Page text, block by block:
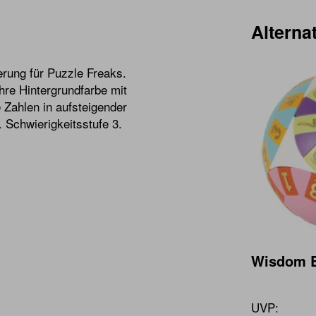
für Puzzle Freaks.
Hintergrundfarbe mit
in aufsteigender
Schwierigkeitsstufe 3.
Wisdom
UVP: